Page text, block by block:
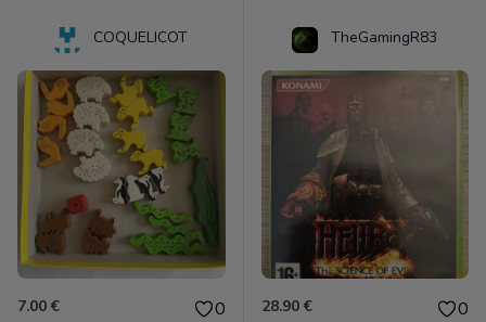
COQUELICOT
7.00 € 0
TheGamingR83
28.90 € 0